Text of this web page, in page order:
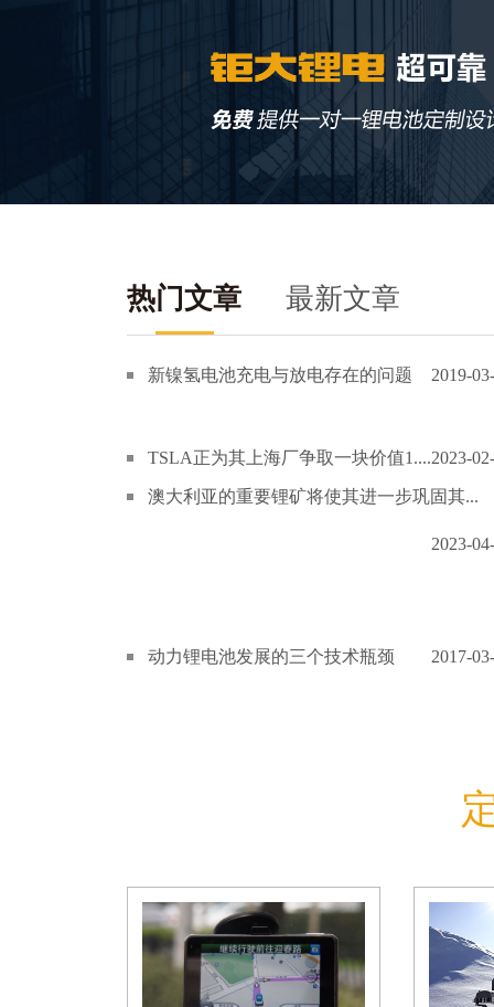
热门文章 最新文章
新镍氢电池充电与放电存在的问题 2019-
TSLA正为其上海厂争取一块价值1....2023-
澳大利亚的重要锂矿将使其进一步巩固其...
2023-
动力锂电池发展的三个技术瓶颈 2017-